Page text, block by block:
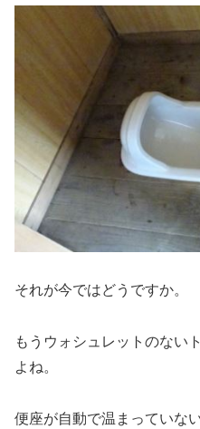
それが今ではどうですか。
もうウォシュレットのない
よね。
便座が自動で温まっていな